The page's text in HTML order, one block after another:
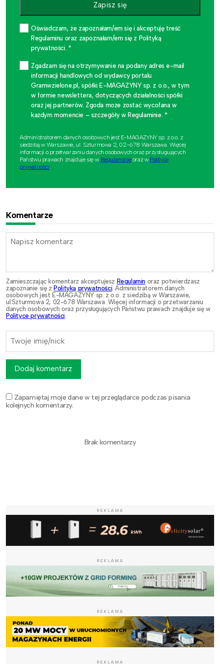
Zapisz się
Oświadczam, że zapoznałam/em się i akceptuję treść
Regulaminu oraz zapoznałam/em się z Polityką
prywatności. *
Zgadzam się na otrzymywanie na podany adres e-mail
informacji handlowych od wydawcy portalu
Gramwzielone.pl, spółki E-MAGAZYNY sp. z o.o., w tym
w formie newslettera, dotyczących działalności spółki
oraz jej partnerów. Zgoda może zostać wycofana w
każdym momencie – szczegóły w Regulaminie. *
Administratorem danych osobowych jest E-MAGAZYNY sp. z o.o. z
siedzibą w Warszawie, ul. Szturmowa 2, 02-678 Warszawa. Więcej
informacji o przetwarzaniu danych osobowych oraz przysługujących
Państwu prawach znajduje się w Regulaminieoraz w Polityce
prywatności.
Komentarze
Zamieszczając komentarz akceptujesz Regulamin oraz potwierdzasz
zapoznanie się z Polityką prywatności . Administratorem danych
osobowych jest E-MAGAZYNY sp. z o.o. z siedzibą w Warszawie,
ul.Szturmowa 2, 02-678 Warszawa. Więcej informacji o przetwarzaniu
danych osobowych oraz przysługujących Państwu prawach znajduje się w
Polityce prywatności
Zapamiętaj moje dane w tej przeglądarce podczas pisania
kolejnych komentarzy.
Dodaj komentarz
Brak komentarzy
REKLAMA
REKLAMA
REKLAMA
REKLAMA